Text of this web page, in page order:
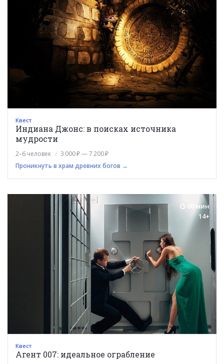
Квест
Индиана Джонс: в поисках источника
мудрости
2–6 человек
3 000 ₽ — 7 200 ₽
Проникнуть в храм древних богов →
60 мин
14+
Квест
Агент 007: идеальное ограбление